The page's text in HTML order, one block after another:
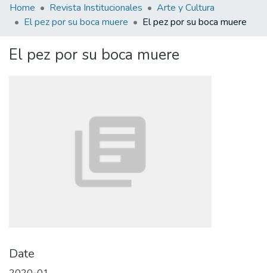
Home Revista Institucionales
Arte y Cultura
El pez por su boca muere
El pez por su boca muere
El pez por su boca muere
Date